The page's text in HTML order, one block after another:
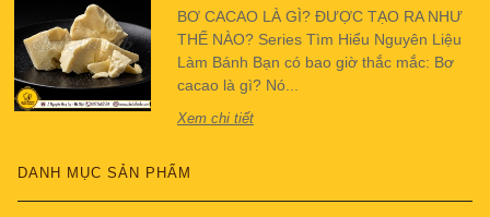
BƠ CACAO LÀ GÌ? ĐƯỢC TẠO RA NHƯ
THẾ NÀO? Series Tìm Hiểu Nguyên Liệu
Làm Bánh Bạn có bao giờ thắc mắc: Bơ
cacao là gì? Nó...
Xem chi tiết
DANH MỤC SẢN PHẨM